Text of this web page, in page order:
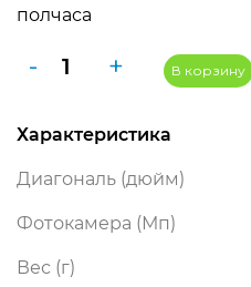
полчаса
-
Количество
Xiaomi
Pro
12/1024GB,
+ В корзину
Характеристика
Диагональ (дюйм)
Фотокамера (Мп)
Вес (г)